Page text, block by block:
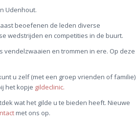
Udenhout.
beoefenen de leden diverse
wedstrijden en competities in de buurt.
en trommen in ere. Op deze
u zelf (met een groep vrienden of familie)
het kopje gildeclinic.
wat het gilde u te bieden heeft. Nieuwe
met ons op.